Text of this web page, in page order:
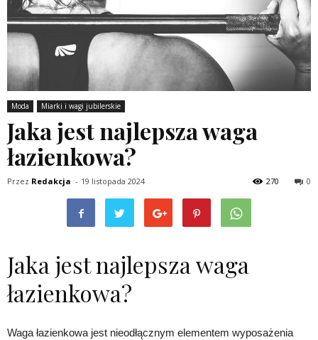
Moda Miarki i wagi jubilerskie
Jaka jest najlepsza waga
łazienkowa?
Przez Redakcja - 19 listopada 2024 0
270
Jaka jest najlepsza waga
łazienkowa?
Waga łazienkowa jest nieodłącznym elementem wyposażenia